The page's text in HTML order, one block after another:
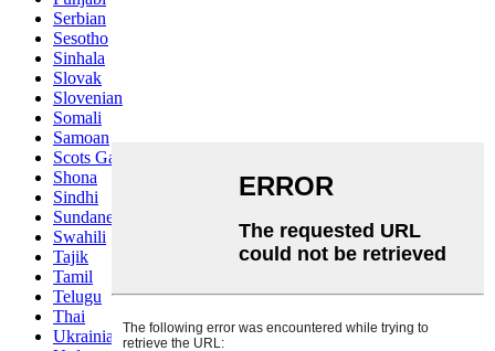
Serbian
Sesotho
Sinhala
Slovak
Slovenian
Somali
Samoan
Scots Gaelic
Shona
Sindhi
Sundanese
Swahili
Tajik
Tamil
Telugu
Thai
Ukrainian